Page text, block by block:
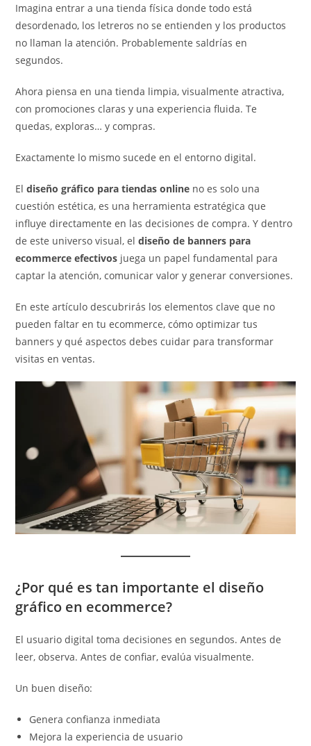
Imagina entrar a una tienda física donde todo está
desordenado, los letreros no se entienden y los productos
no llaman la atención. Probablemente saldrías en
segundos.
Ahora piensa en una tienda limpia, visualmente atractiva,
con promociones claras y una experiencia fluida. Te
quedas, exploras… y compras.
Exactamente lo mismo sucede en el entorno digital.
Eldiseño gráfico para tiendas online no es solo una
cuestión estética, es una herramienta estratégica que
influye directamente en las decisiones de compra. Y dentro
de este universo visual, eldiseño de banners para
ecommerce efectivos juega un papel fundamental para
captar la atención, comunicar valor y generar conversiones.
En este artículo descubrirás los elementos clave que no
pueden faltar en tu ecommerce, cómo optimizar tus
banners y qué aspectos debes cuidar para transformar
visitas en ventas.
¿Por qué es tan importante el diseño
gráfico en ecommerce?
El usuario digital toma decisiones en segundos. Antes de
leer, observa. Antes de confiar, evalúa visualmente.
Un buen diseño:
Genera confianza inmediata
Mejora la experiencia de usuario